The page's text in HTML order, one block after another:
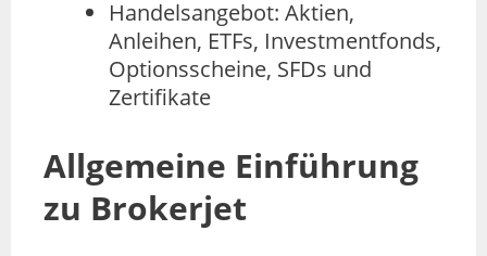
Handelsangebot: Aktien,
Anleihen, ETFs, Investmentfonds,
Optionsscheine, SFDs und
Zertifikate
Allgemeine Einführung
zu Brokerjet